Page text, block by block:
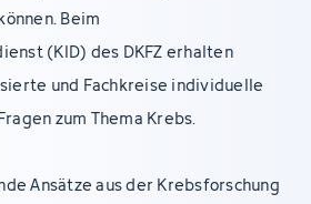
Beim
(KID) des DKFZ erhalten
und Fachkreise individuelle
zum Thema Krebs.
Ansätze aus der Krebsforschung